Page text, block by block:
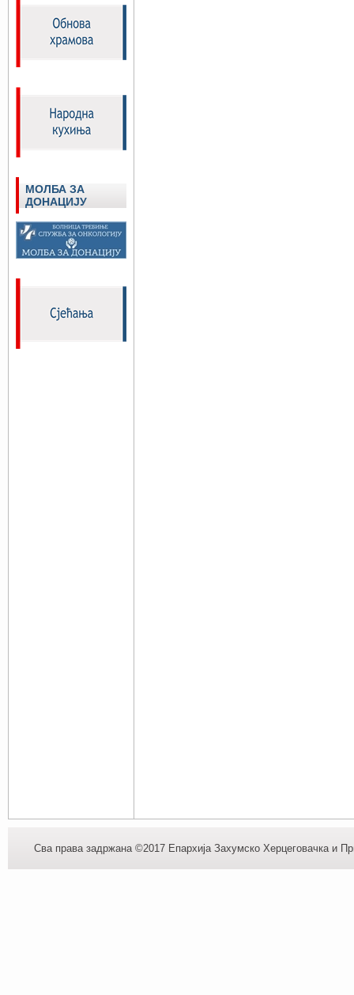
МОЛБА ЗА
ДОНАЦИЈУ
Сва права задржана ©2017 Епархија Захумско Херцеговачка и